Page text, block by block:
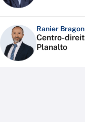
Ranier Bragon
Centro-
Planalto